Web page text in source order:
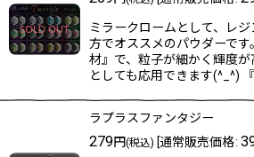
ミラークロームとして、レ
方でオススメのパウダーで
材』で、粒子が細かく輝度
としても応用できます(^_^)
ラプラスファンタジー
279円(税込) [通常販売価格: